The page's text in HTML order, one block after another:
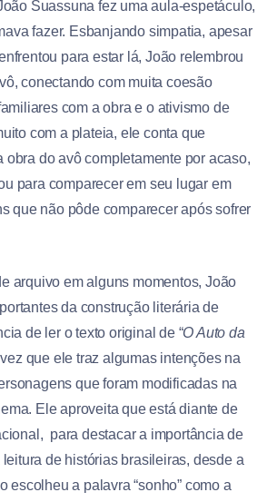
Suassuna fez uma aula-espetáculo,
fazer. Esbanjando simpatia, apesar
para estar lá, João relembrou
conectando com muita coesão
com a obra e o ativismo de
com a plateia, ele conta que
obra do avô completamente por acaso,
para comparecer em seu lugar em
que não pôde comparecer após sofrer
arquivo em alguns momentos, João
da construção literária de
de ler o texto original de “O Auto da
vez que ele traz algumas intenções na
que foram modificadas na
Ele aproveita que está diante de
para destacar a importância de
de histórias brasileiras, desde a
escolheu a palavra “sonho” como a